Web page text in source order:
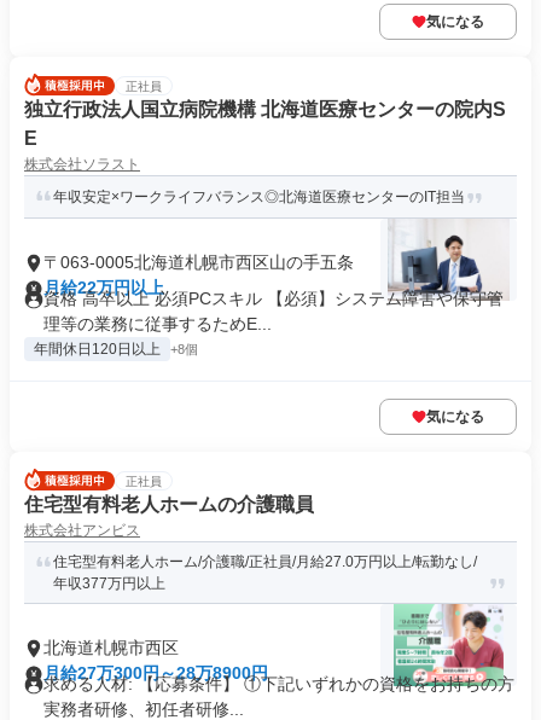
気になる
正社員
独立行政法人国立病院機構 北海道医療センターの院内S
E
株式会社ソラスト
年収安定×ワークライフバランス◎北海道医療センターのIT担当
〒063-0005北海道札幌市西区山の手五条
月給22万円以上
資格 高卒以上 必須PCスキル 【必須】システム障害や保守管
理等の業務に従事するためE...
年間休日120日以上 +8個
気になる
正社員
住宅型有料老人ホームの介護職員
株式会社アンビス
住宅型有料老人ホーム/介護職/正社員/月給27.0万円以上/転勤なし/
年収377万円以上
北海道札幌市西区
月給27万300円～28万8900円
求める人材: 【応募条件】 ①下記いずれかの資格をお持ちの方
実務者研修、初任者研修...